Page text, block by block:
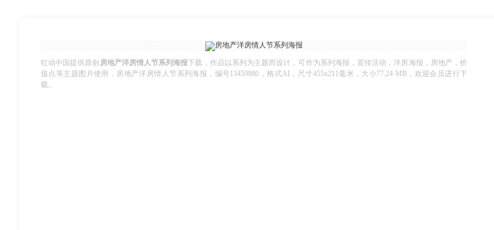
红动中国提供原创 房地产洋房情人节系列海报下载，作品以系列为主题而设计，可作为系列海报，宣传活动，洋房海报，房地产，价
值点等主题图片使用，房地产洋房情人节系列海报，编号13459980，格式AI，尺寸455x211毫米，大小77.24 MB，欢迎会员进行下
载。